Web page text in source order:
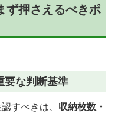
ず押さえるべきポ
要な判断基準
すべきは、 収納枚数・